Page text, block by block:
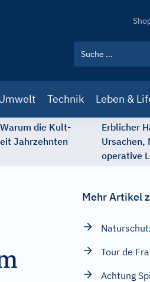
Technik Leben &
die Kult-
Jahrzehnten
Erblicher
Ursachen,
operative
Mehr Artikel
Tour de
Achtung